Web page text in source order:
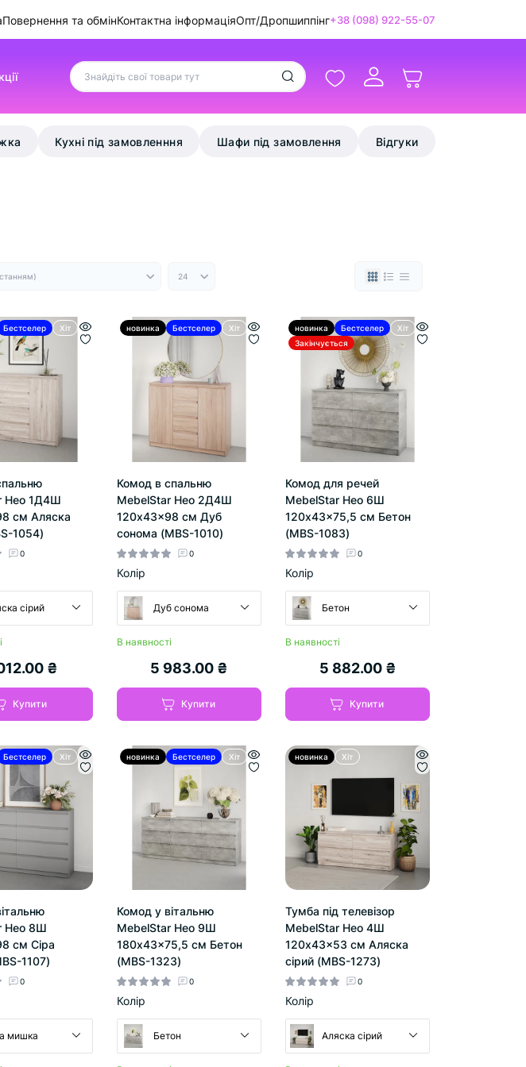
Повернення та обмінКонтактна інформаціяОпт/Дропшиппінг+38 (098) 922-55-07
Кухні під замовленння Шафи під замовлення Відгуки
Бестселер Хіт
Нео 1Д4Ш
см Аляска
1054)
сірий
0
₴
Купити
новинка Бестселер Хіт
Комод в спальню
MebelStar Нео 2Д4Ш
120x43x98 см Дуб
сонома (MBS-1010)
Колір
Дуб сонома
В наявності
0
5 983.00 ₴
Купити
новинка Бестселер
Хіт
Закінчується
Комод для речей
MebelStar Нео 6Ш
120x43x75,5 см Бетон
(MBS-1083)
Колір
Бетон
В наявності
0
5 882.00 ₴
Купити
Бестселер Хіт
Нео 8Ш
см Сіра
1107)
мишка
0
новинка Бестселер Хіт
Комод у вітальню
MebelStar Нео 9Ш
180x43x75,5 см Бетон
(MBS-1323)
Колір
Бетон
0
новинка Хіт
Тумба під телевізор
MebelStar Нео 4Ш
120x43x53 см Аляска
сірий (MBS-1273)
Колір
Аляска сірий
0